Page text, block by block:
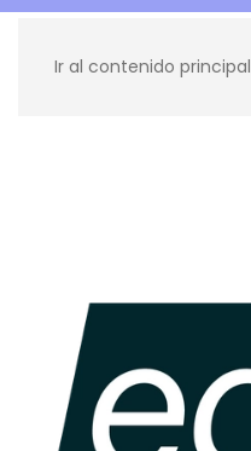
Ir al contenido principal